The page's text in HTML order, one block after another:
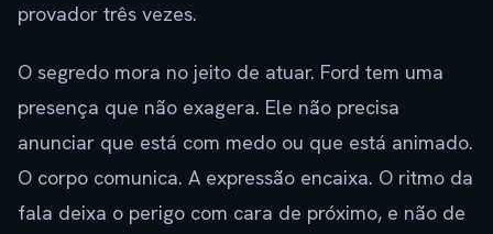
provador três vezes.
O segredo mora no jeito de atuar. Ford tem uma
presença que não exagera. Ele não precisa
anunciar que está com medo ou que está animado.
O corpo comunica. A expressão encaixa. O ritmo da
fala deixa o perigo com cara de próximo, e não de